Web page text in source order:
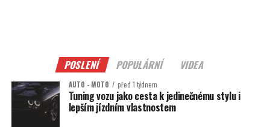
POSLENÍ POPULÁRNÍ VIDEA
AUTO - MOTO před 1 týdnem
Tuning vozu jako cesta k jedinečnému stylu i
lepším jízdním vlastnostem